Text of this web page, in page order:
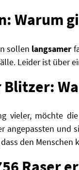
Warum
sollen langsamer
Leider ist über
vieler, möchte
angepassten und
den